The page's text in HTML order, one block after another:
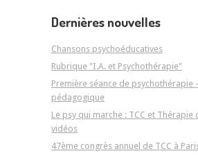
Dernières nouvelles
Chansons psychoéducatives
Rubrique "I.A. et Psychothérapie"
Première séance de psychothérapie
pédagogique
Le psy qui marche : TCC et Thérapie
vidéos
47ème congrès annuel de TCC à